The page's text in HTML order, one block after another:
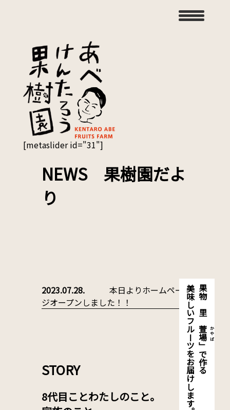
果物の里「
萱場 かやば
」で作る
美味しいフルーツをお届けします。
[metaslider id="31"]
NEWS 果樹園だよ
り
2023.07.28.本日よりホームペー
ジオープンしました！！
STORY
8代目ことわたしのこと。